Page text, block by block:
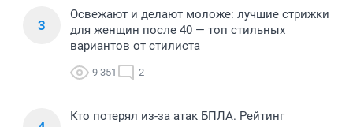
3
Освежают и делают моложе: лучшие стрижки
для женщин после 40 — топ стильных
вариантов от стилиста
9 351 2
Кто потерял из-за атак БПЛА. Рейтинг